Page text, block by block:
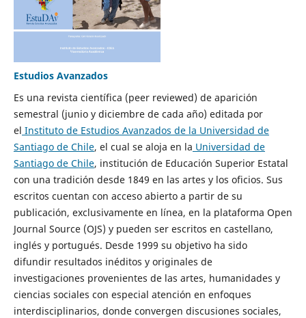
Estudios Avanzados
Es una revista científica (peer reviewed) de aparición
semestral (junio y diciembre de cada año) editada por
el Instituto de Estudios Avanzados de la Universidad de
Santiago de Chile, el cual se aloja en la Universidad de
Santiago de Chile, institución de Educación Superior Estatal
con una tradición desde 1849 en las artes y los oficios. Sus
escritos cuentan con acceso abierto a partir de su
publicación, exclusivamente en línea, en la plataforma Open
Journal Source (OJS) y pueden ser escritos en castellano,
inglés y portugués. Desde 1999 su objetivo ha sido
difundir resultados inéditos y originales de
investigaciones provenientes de las artes, humanidades y
ciencias sociales con especial atención en enfoques
interdisciplinarios, donde convergen discusiones sociales,